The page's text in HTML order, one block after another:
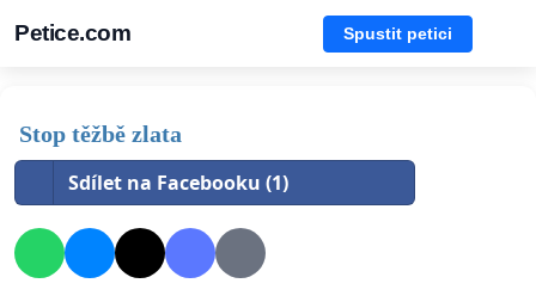
Petice.com Spustit petici
Stop těžbě zlata
Sdílet na Facebooku (1)